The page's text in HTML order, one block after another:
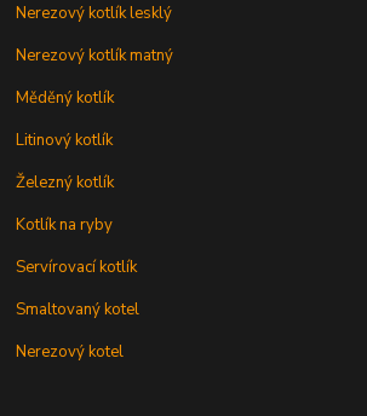
Nerezový kotlík lesklý
Nerezový kotlík matný
Měděný kotlík
Litinový kotlík
Železný kotlík
Kotlík na ryby
Servírovací kotlík
Smaltovaný kotel
Nerezový kotel